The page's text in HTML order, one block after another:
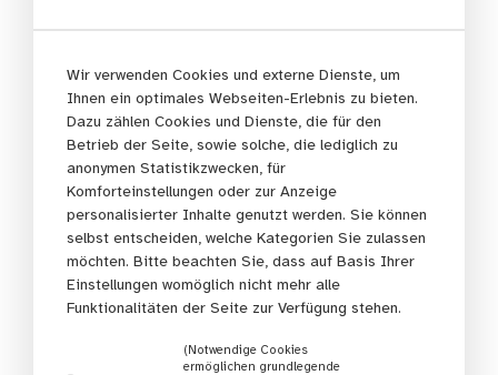
Fuldawaren alle, die die Gleichberechtigung feiern
wollten, herzlich eingeladen, ins DAFKS KONTAKT
Fulda-Sportverein Vereinshaus zu kommen. Bei
gesunden Snacks wurde gemeinsam gelacht und
gefeiert. Der DAFKS KONTAKT Fulda Sportverein
konnte zusätzlich auf die gemeinschaftstiftenden
Gesundheitsangebote speziell für Frauen im Rahmen
Wir verwenden Cookies und externe Dienste, um
Ihnen ein optimales Webseiten-Erlebnis zu bieten.
Dazu zählen Cookies und Dienste, die für den
Betrieb der Seite, sowie solche, die lediglich zu
anonymen Statistikzwecken, für
Komforteinstellungen oder zur Anzeige
personalisierter Inhalte genutzt werden. Sie können
selbst entscheiden, welche Kategorien Sie zulassen
möchten. Bitte beachten Sie, dass auf Basis Ihrer
Einstellungen womöglich nicht mehr alle
Funktionalitäten der Seite zur Verfügung stehen.
(Notwendige Cookies
ermöglichen grundlegende